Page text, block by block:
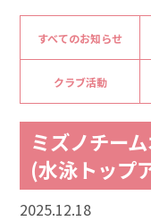
すべてのお知らせ
クラブ活動
ミズノチー
(水泳トップ
2025.12.18